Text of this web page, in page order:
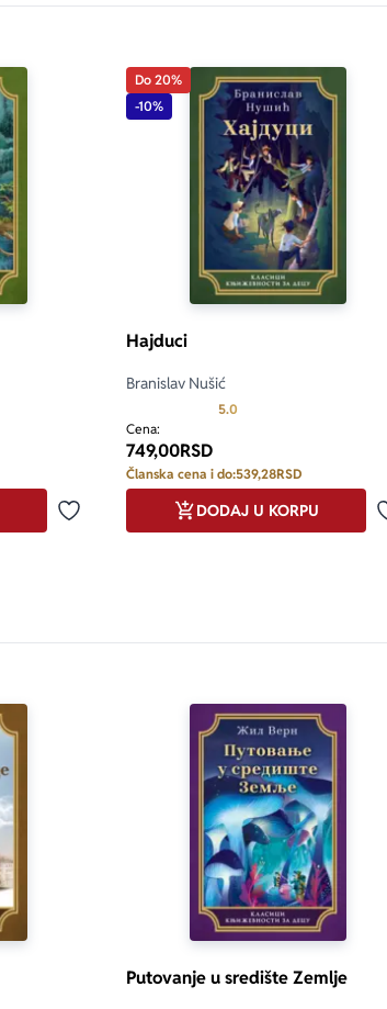
Dodaj u omiljene
Do 20%
-10%
Hajduci
Branislav Nušić
5.0
Cena:
749,00RSD
Članska cena i do:539,28RSD
DODAJ U KORPU
Putovanje u središte Zemlje